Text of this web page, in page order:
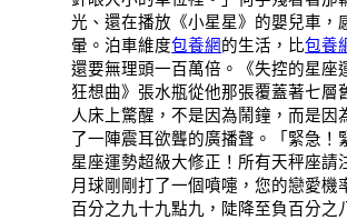
光、還在播放《小星星》的嬰兒車，
暈。泊車維度包養網的生活，比包養
還要無理頭一百萬倍。《失控的星座
狂想曲》張水瓶從他那張覆蓋著七層
人床上驚醒，不是因為鬧鐘，而是因
了一陣震耳欲聾的廣播聲。「緊急！
星座運勢超級大修正！所有天秤座請
月球剛剛打了一個噴嚏，您的戀愛機
百分之九十九點九，陡降至負百分之